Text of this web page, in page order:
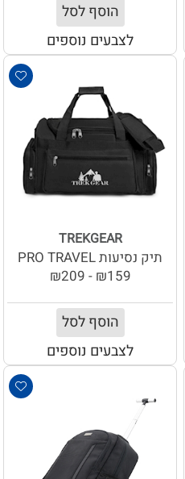
הוסף לסל
לצבעים נוספים
TREKGEAR
תיק נסיעות PRO TRAVEL
₪159 - ₪209
הוסף לסל
לצבעים נוספים